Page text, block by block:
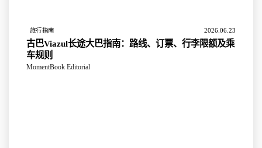
旅行指南 2026.06.23
古巴Viazul长途大巴指南：路线、订票、行李限额及乘
车规则
MomentBook Editorial